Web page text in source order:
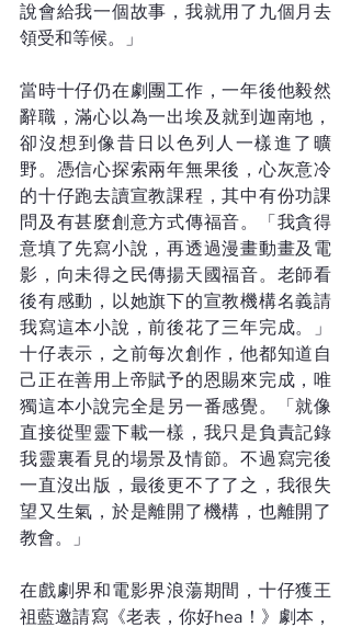
說會給我一個故事，我就用了九個月去
領受和等候。」
當時十仔仍在劇團工作，一年後他毅然
辭職，滿心以為一出埃及就到迦南地，
卻沒想到像昔日以色列人一樣進了曠
野。憑信心探索兩年無果後，心灰意冷
的十仔跑去讀宣教課程，其中有份功課
問及有甚麼創意方式傳福音。「我貪得
意填了先寫小說，再透過漫畫動畫及電
影，向未得之民傳揚天國福音。老師看
後有感動，以她旗下的宣教機構名義請
我寫這本小說，前後花了三年完成。」
十仔表示，之前每次創作，他都知道自
己正在善用上帝賦予的恩賜來完成，唯
獨這本小說完全是另一番感覺。「就像
直接從聖靈下載一樣，我只是負責記錄
我靈裏看見的場景及情節。不過寫完後
一直沒出版，最後更不了了之，我很失
望又生氣，於是離開了機構，也離開了
教會。」
在戲劇界和電影界浪蕩期間，十仔獲王
祖藍邀請寫《老表，你好hea！》劇本，